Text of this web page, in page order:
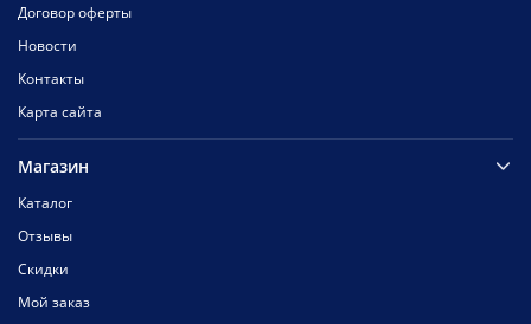
Договор оферты
Новости
Контакты
Карта сайта
Магазин
Каталог
Отзывы
Скидки
Мой заказ